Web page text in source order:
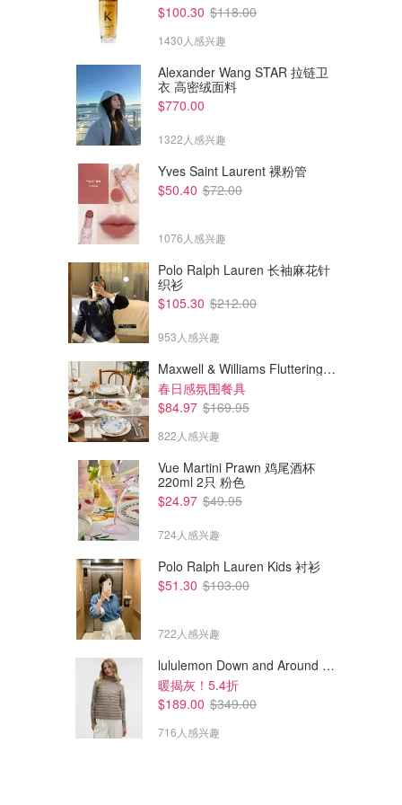
$699.00
Downia 银系列鹅绒被 70/30
$720.00
利白鹅绒被 雪白色
$100.30 $118.00
1430人感兴趣
Alexander Wang STAR 拉链卫
衣 高密绒面料
$770.00
1322人感兴趣
Yves Saint Laurent 裸粉管
$50.40 $72.00
1076人感兴趣
Polo Ralph Lauren 长袖麻花针
织衫
$105.30 $212.00
953人感兴趣
Maxwell & Williams Fluttering Meadow 12件餐具套装
春日感氛围餐具
$84.97 $169.95
822人感兴趣
Vue Martini Prawn 鸡尾酒杯
220ml 2只 粉色
$24.97 $49.95
724人感兴趣
Polo Ralph Lauren Kids 衬衫
$51.30 $103.00
722人感兴趣
lululemon Down and Around 羽绒夹克
暖揭灰！5.4折
$189.00 $349.00
716人感兴趣